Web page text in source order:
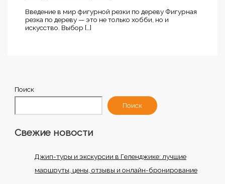
Введение в мир фигурной резки по дереву Фигурная
резка по дереву — это не только хобби, но и
искусство. Выбор […]
Поиск
Поиск
Свежие новости
Джип-туры и экскурсии в Геленджике: лучшие
маршруты, цены, отзывы и онлайн-бронирование